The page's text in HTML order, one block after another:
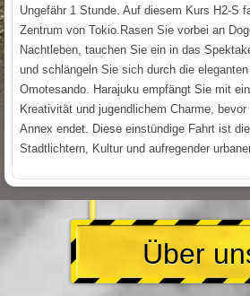
Ungefähr 1 Stunde. Auf diesem Kurs H2-S
Zentrum von Tokio.Rasen Sie vorbei an
Nachtleben, tauchen Sie ein in das
und schlängeln Sie sich durch die
Omotesando. Harajuku empfängt Sie mit
Kreativität und jugendlichem Charme,
Annex endet. Diese einstündige Fahrt ist
Stadtlichtern, Kultur und aufregender
Über